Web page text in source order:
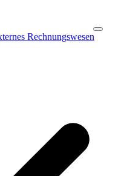
Rechnungswesen